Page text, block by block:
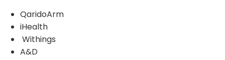
QaridoArm
iHealth
Withings
A&D